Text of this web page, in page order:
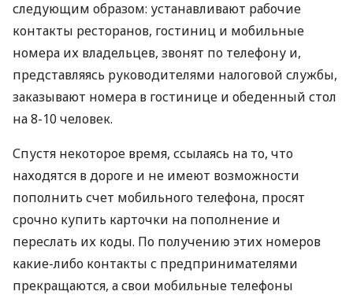
следующим образом: устанавливают рабочие
контакты ресторанов, гостиниц и мобильные
номера их владельцев, звонят по телефону и,
представляясь руководителями налоговой службы,
заказывают номера в гостинице и обеденный стол
на 8-10 человек.
Спустя некоторое время, ссылаясь на то, что
находятся в дороге и не имеют возможности
пополнить счет мобильного телефона, просят
срочно купить карточки на пополнение и
переслать их коды. По получению этих номеров
какие-либо контакты с предпринимателями
прекращаются, а свои мобильные телефоны